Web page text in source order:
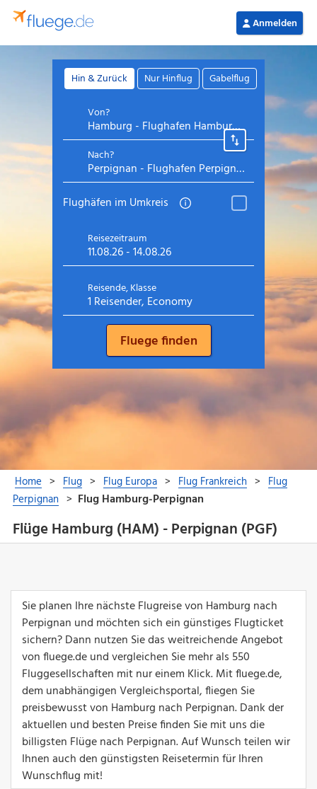
Flüge Hamburg (HAM) - Perpignan (PGF)
Sie planen Ihre nächste Flugreise von Hamburg nach
Perpignan und möchten sich ein günstiges Flugticket
sichern? Dann nutzen Sie das weitreichende Angebot
von fluege.de und vergleichen Sie mehr als 550
Fluggesellschaften mit nur einem Klick. Mit fluege.de,
dem unabhängigen Vergleichsportal, fliegen Sie
preisbewusst von Hamburg nach Perpignan. Dank der
aktuellen und besten Preise finden Sie mit uns die
billigsten Flüge nach Perpignan. Auf Wunsch teilen wir
Ihnen auch den günstigsten Reisetermin für Ihren
Wunschflug mit!